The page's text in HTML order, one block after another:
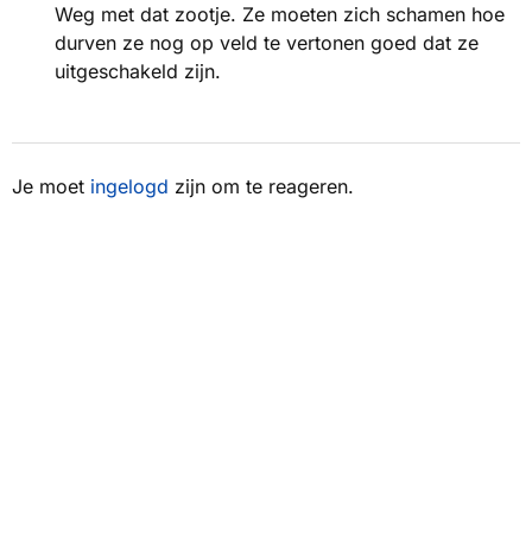
Weg met dat zootje. Ze moeten zich schamen hoe
durven ze nog op veld te vertonen goed dat ze
uitgeschakeld zijn.
Je moet ingelogd zijn om te reageren.